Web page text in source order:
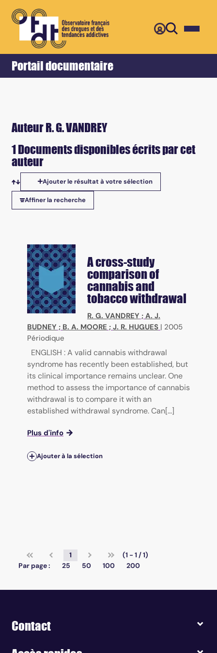
Portail documentaire
Accueil Retour
Auteur R. G. VANDREY
1 Documents disponibles écrits par cet
auteur
Tris disponibles
Ajouter le résultat à votre sélection
Affiner la recherche
A cross-study
comparison of
cannabis and
tobacco withdrawal
R. G. VANDREY ; A. J.
BUDNEY ; B. A. MOORE ; J. R. HUGUES | 2005
Périodique
ENGLISH : A valid cannabis withdrawal
syndrome has recently been established, but
its clinical importance remains unclear. One
method to assess the importance of cannabis
withdrawal is to compare it with an
established withdrawal syndrome. Can[...]
Plus d'info
Ajouter à la sélection
1
(1 - 1 / 1)
Par page :
25 50 100 200
Contact